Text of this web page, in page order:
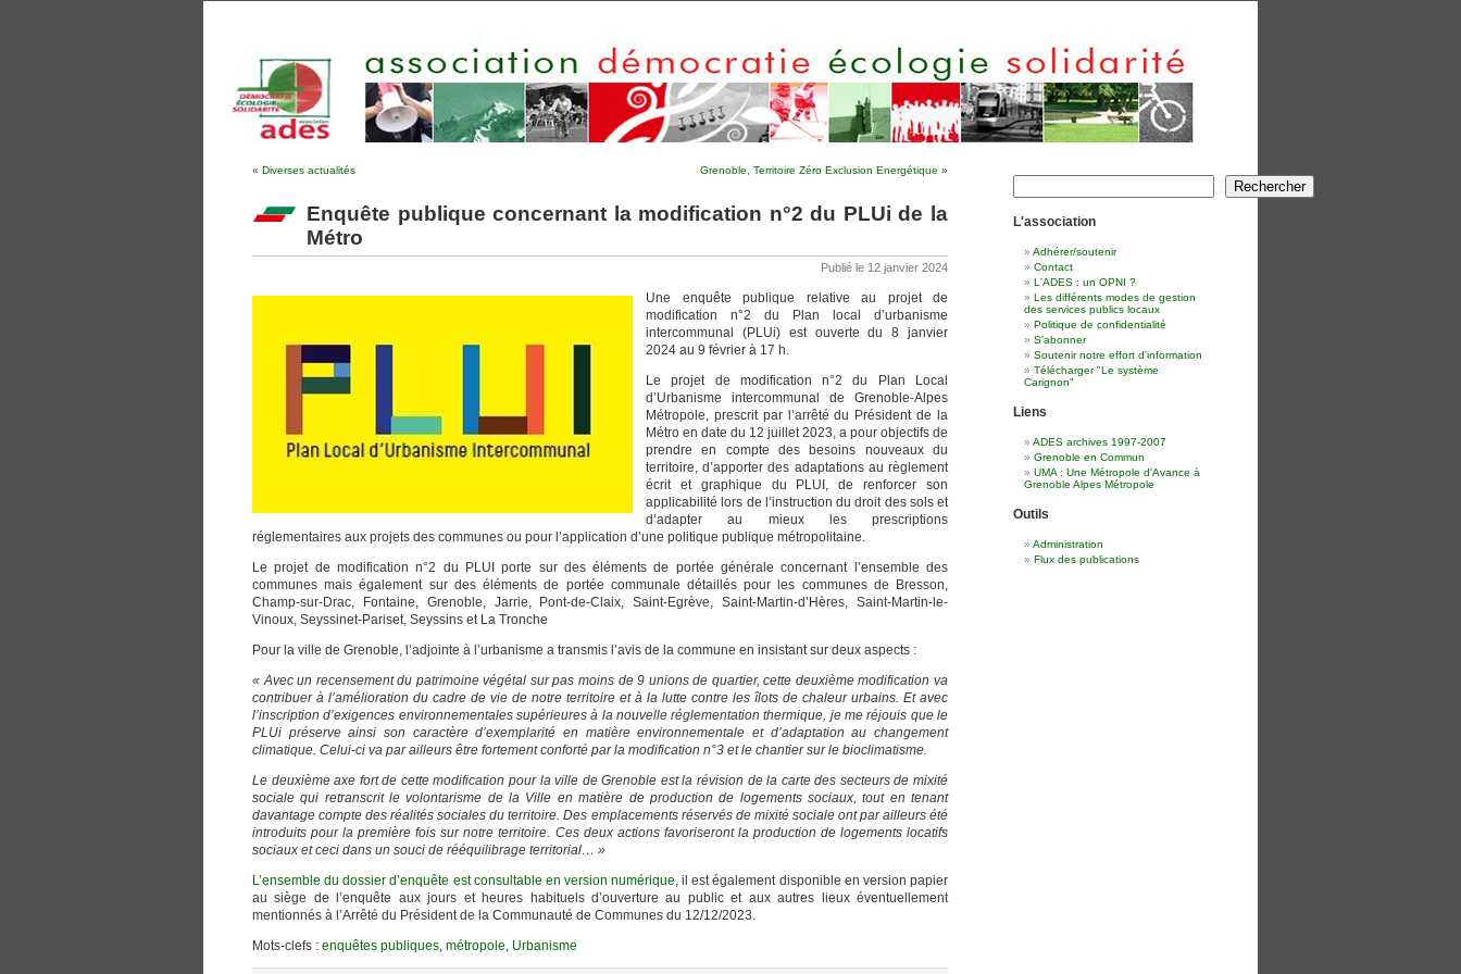
« Diverses actualités Grenoble, Territoire Zéro Exclusion Energétique »
Enquête publique concernant la modification n°2 du PLUi de la
Métro
Publié le 12 janvier 2024
Une enquête publique relative au projet de
modification n°2 du Plan local d’urbanisme
intercommunal (PLUi) est ouverte du 8 janvier
2024 au 9 février à 17 h.
Le projet de modification n°2 du Plan Local
d’Urbanisme intercommunal de Grenoble-Alpes
Métropole, prescrit par l’arrêté du Président de la
Métro en date du 12 juillet 2023, a pour objectifs de
prendre en compte des besoins nouveaux du
territoire, d’apporter des adaptations au règlement
écrit et graphique du PLUI, de renforcer son
applicabilité lors de l’instruction du droit des sols et
d’adapter au mieux les prescriptions
réglementaires aux projets des communes ou pour l’application d’une politique publique métropolitaine.
Le projet de modification n°2 du PLUI porte sur des éléments de portée générale concernant l’ensemble des
communes mais également sur des éléments de portée communale détaillés pour les communes de Bresson,
Champ-sur-Drac, Fontaine, Grenoble, Jarrie, Pont-de-Claix, Saint-Egrève, Saint-Martin-d’Hères, Saint-Martin-le-
Vinoux, Seyssinet-Pariset, Seyssins et La Tronche
Pour la ville de Grenoble, l’adjointe à l’urbanisme a transmis l’avis de la commune en insistant sur deux aspects :
« Avec un recensement du patrimoine végétal sur pas moins de 9 unions de quartier, cette deuxième modification va
contribuer à l’amélioration du cadre de vie de notre territoire et à la lutte contre les îlots de chaleur urbains. Et avec
l’inscription d’exigences environnementales supérieures à la nouvelle réglementation thermique, je me réjouis que le
PLUi préserve ainsi son caractère d’exemplarité en matière environnementale et d’adaptation au changement
climatique. Celui-ci va par ailleurs être fortement conforté par la modification n°3 et le chantier sur le bioclimatisme.
Le deuxième axe fort de cette modification pour la ville de Grenoble est la révision de la carte des secteurs de mixité
sociale qui retranscrit le volontarisme de la Ville en matière de production de logements sociaux, tout en tenant
davantage compte des réalités sociales du territoire. Des emplacements réservés de mixité sociale ont par ailleurs été
introduits pour la première fois sur notre territoire. Ces deux actions favoriseront la production de logements locatifs
sociaux et ceci dans un souci de rééquilibrage territorial… »
L’ensemble du dossier d’enquête est consultable en version numérique, il est également disponible en version papier
au siège de l’enquête aux jours et heures habituels d’ouverture au public et aux autres lieux éventuellement
mentionnés à l’Arrêté du Président de la Communauté de Communes du 12/12/2023.
Mots-clefs : enquêtes publiques, métropole, Urbanisme
Rechercher Rechercher
L'association
Adhérer/soutenir
Contact
L'ADES : un OPNI ?
Les différents modes de gestion
des services publics locaux
Politique de confidentialité
S'abonner
Soutenir notre effort d'information
Télécharger "Le système
Carignon"
Liens
ADES archives 1997-2007
Grenoble en Commun
UMA : Une Métropole d'Avance à
Grenoble Alpes Métropole
Outils
Administration
Flux des publications